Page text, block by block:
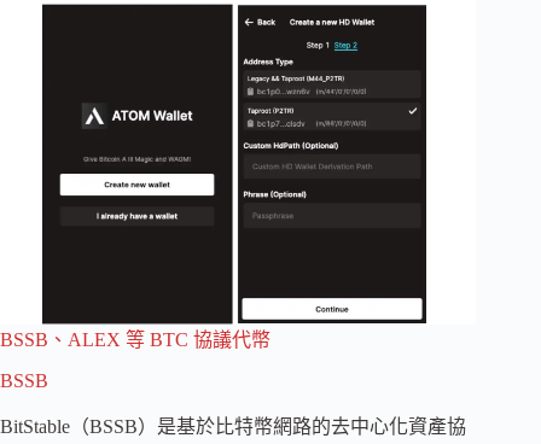
BSSB、ALEX 等 BTC 協議代幣
BSSB
BitStable（BSSB）是基於比特幣網路的去中心化資產協